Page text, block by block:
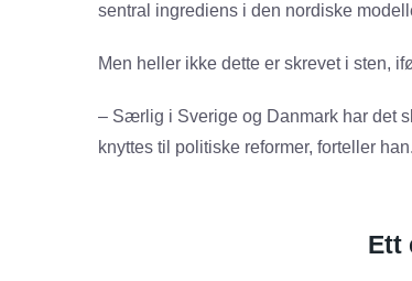
sentral ingrediens i den nordiske
Men heller ikke dette er skrevet i sten,
– Særlig i Sverige og Danmark har det
knyttes til politiske reformer, forteller han.
Ett